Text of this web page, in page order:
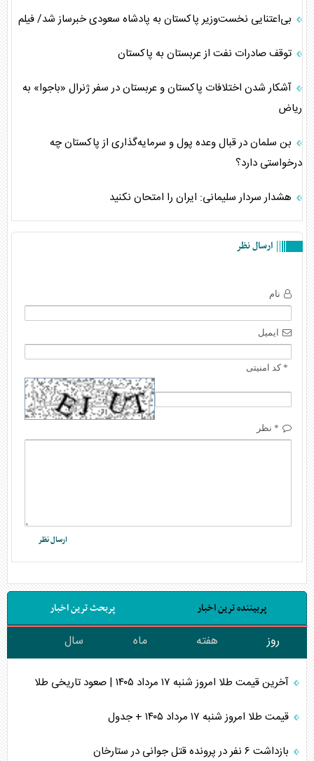
بی‌اعتنایی نخست‌وزیر پاکستان به پادشاه سعودی خبرساز شد/ فیلم
توقف صادرات نفت از عربستان به پاکستان
آشکار شدن اختلافات پاکستان و عربستان در سفر ژنرال «باجوا» به
ریاض
بن سلمان در قبال وعده پول و سرمایه‌گذاری از پاکستان چه
درخواستی دارد؟
هشدار سردار سلیمانی: ایران را امتحان نکنید
ارسال نظر
نام
ایمیل
* کد امنیتی
* نظر
پربیننده ترین اخبار پربحث ترین اخبار
روز هفته ماه سال
آخرین قیمت طلا امروز شنبه ۱۷ مرداد ۱۴۰۵ | صعود تاریخی طلا
قیمت طلا امروز شنبه ۱۷ مرداد ۱۴۰۵ + جدول
بازداشت ۶ نفر در پرونده قتل جوانی در ستارخان